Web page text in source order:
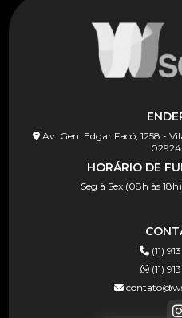
Av. Gen. Edgar Facó, 1258 -
HORÁRIO DE
Seg à Sex (08h às
(11)
(11)